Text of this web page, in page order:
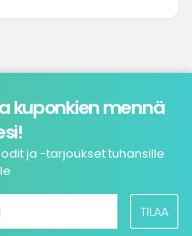
kuponkien mennä
ja -tarjoukset tuhansille
TILAA